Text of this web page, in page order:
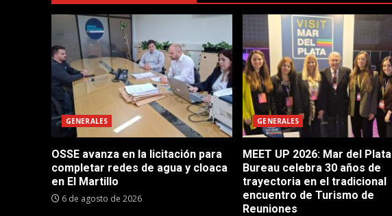
GENERALES
OSSE avanza en la licitación para
completar redes de agua y cloaca
en El Martillo
6 de agosto de 2026
GENERALES
MEET UP 2026: Mar del Plata
Bureau celebra 30 años de
trayectoria en el tradicional
encuentro de Turismo de
Reuniones